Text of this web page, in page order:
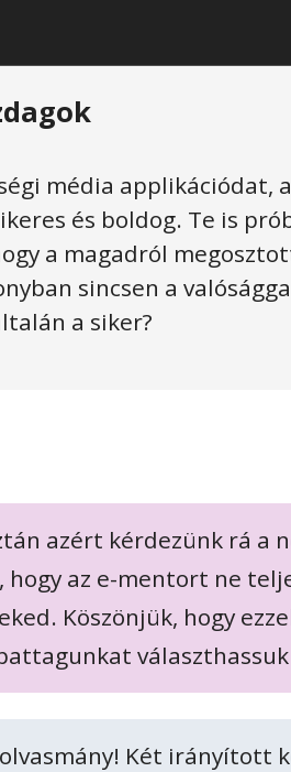
média applikációdat,
és boldog. Te is
a magadról
sincsen a
a siker?
azért kérdezünk rá a
az e-mentort ne
Köszönjük, hogy
Két irányított